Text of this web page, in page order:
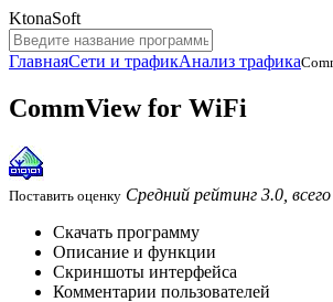
KtonaSoft
ГлавнаяСети и трафикАнализ трафика
CommView for WiFi
Поставить оценку Средний рейтинг 3.0,
Скачать программу
Описание и функции
Скриншоты интерфейса
Комментарии пользователей